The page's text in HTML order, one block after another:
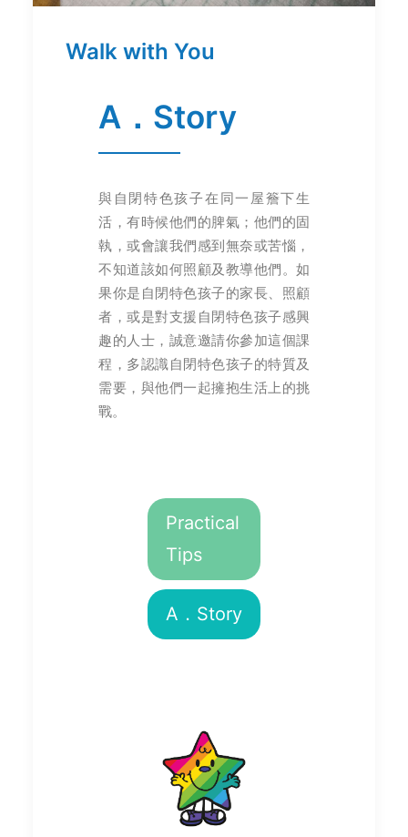
Walk with You
A．Story
與自閉特色孩子在同一屋簷下生
活，有時候他們的脾氣；他們的固
執，或會讓我們感到無奈或苦惱，
不知道該如何照顧及教導他們。如
果你是自閉特色孩子的家長、照顧
者，或是對支援自閉特色孩子感興
趣的人士，誠意邀請你參加這個課
程，多認識自閉特色孩子的特質及
需要，與他們一起擁抱生活上的挑
戰。
Practical
Tips
A．Story